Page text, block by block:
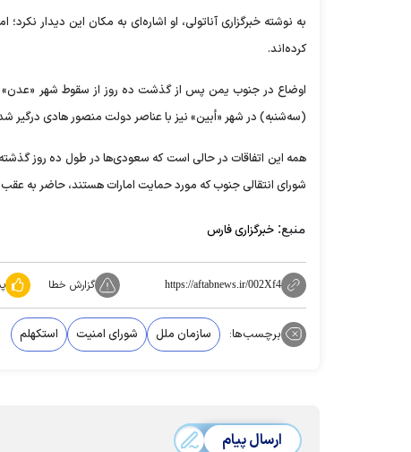
به نوشته خبرگزاری آناتولی، او اشاره‌ای به مکان این دیدار
کرده‌اند.
اوضاع در جنوب یمن پس از گذشت ده روز از سقوط شهر «عدن»
(سه‌شنبه) در شهر «أبین» نیز با عناصر دولت منصور هادی درگیر
همه این اتفاقات در حالی است که سعودی‌ها در طول ده روز
شورای انتقالی جنوب که مورد حمایت امارات هستند، حاضر به
منبع: خبرگزاری فارس
https://aftabnews.ir/002Xf4 گزارش خطا
برچسب‌ها: سازمان ملل شورای امنیت استکهلم
ارسال پیام